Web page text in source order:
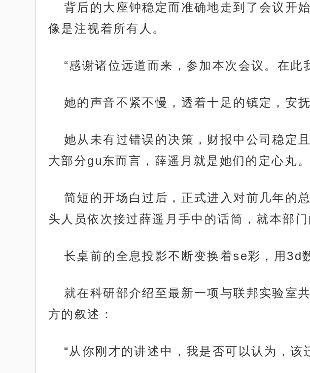
背后的大座钟稳定而准确地走到了会议开
像是注视着所有人。
“感谢诸位远道而来，参加本次会议。在此
她的声音不紧不慢，透着十足的镇定，安
她从未有过错误的决策，财报中公司稳定
大部分gu东而言，薛遥月就是她们的定心丸。
简短的开场白过后，正式进入对前几年的
头人员依次接过薛遥月手中的话筒，就本部
长桌前的全息投影不断变换着se彩，用3d
就在科研部介绍至最新一项与联邦实验室
方的叙述：
“从你刚才的讲述中，我是否可以认为，